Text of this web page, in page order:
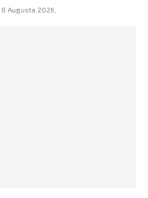
8 Augusta 2026,